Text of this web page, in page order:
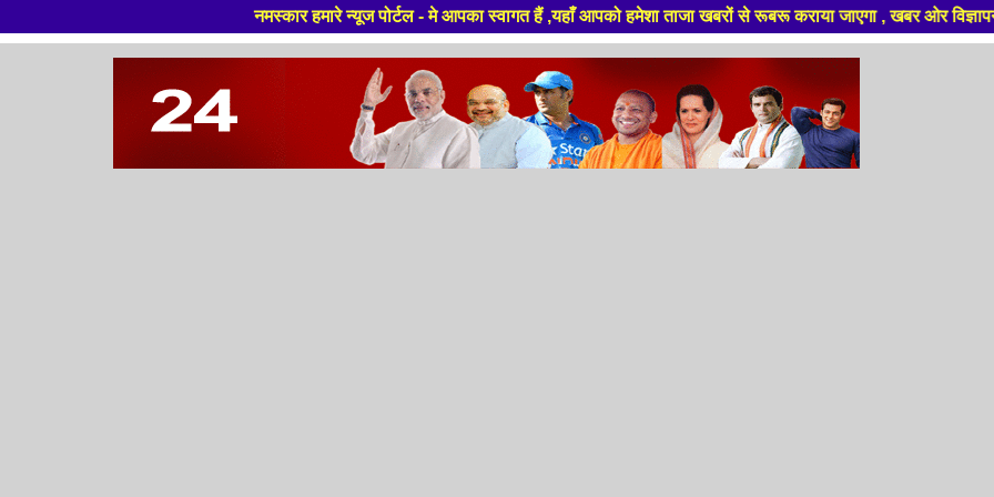
नमस्कार हमारे न्यूज पोर्टल - मे आपका स्वागत हैं ,यहाँ आपको हमेशा ताजा खबरों से रूबरू कराया जाएगा , खबर ओर विज्ञापन के